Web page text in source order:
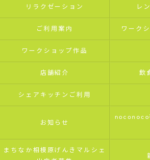
リラクゼーション レ
ご利用案内 ワーク
ワークショップ作品
店舗紹介 飲
シェアキッチンご利用
お知らせ
noconoco
まちなか相模原げんきマルシェ